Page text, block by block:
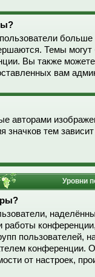
Темы
Вы также
вам
авторами
значков тем
Уровни
работы
пользователей,
конференции.
от настроек,